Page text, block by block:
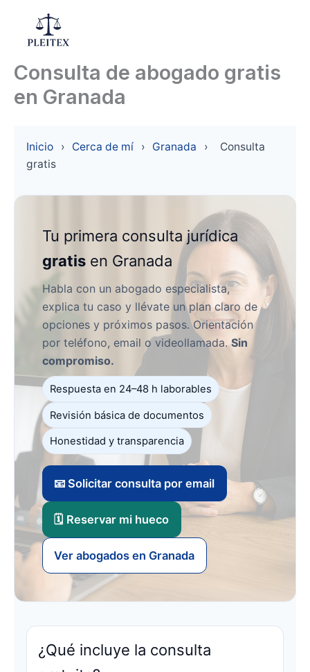
contenido
Consulta de abogado gratis
en Granada
Inicio › Cerca de mí › Granada ›
Consulta
gratis
Tu primera consulta jurídica
gratis en Granada
Habla con un abogado especialista,
explica tu caso y llévate un plan claro de
opciones y próximos pasos. Orientación
por teléfono, email o videollamada. Sin
compromiso.
Respuesta en 24–48 h laborables
Revisión básica de documentos
Honestidad y transparencia
📧 Solicitar consulta por email
🗓️ Reservar mi hueco
Ver abogados en Granada
¿Qué incluye la consulta